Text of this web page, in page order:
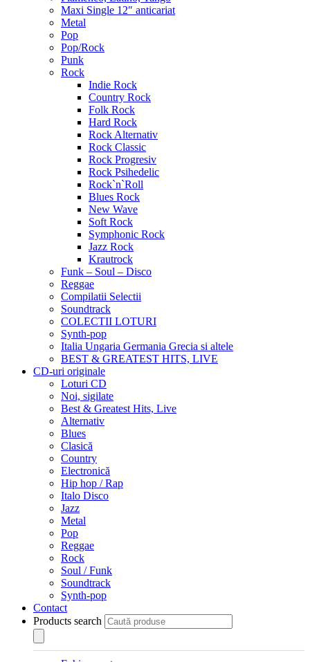
Maxi Single 12″ anticariat
Metal
Pop
Pop/Rock
Punk
Rock
Indie Rock
Country Rock
Folk Rock
Hard Rock
Rock Alternativ
Rock Classic
Rock Progresiv
Rock Psihedelic
Rock`n`Roll
Blues Rock
New Wave
Soft Rock
Symphonic Rock
Jazz Rock
Krautrock
Funk – Soul – Disco
Reggae
Compilatii Selectii
Soundtrack
COLECTII LOTURI
Synth-pop
Italia Ungaria Germania Grecia si altele
BEST & GREATEST HITS, LIVE
CD-uri originale
Loturi CD
Noi, sigilate
Best & Greatest Hits, Live
Alternativ
Blues
Clasică
Country
Electronică
Hip hop / Rap
Italo Disco
Jazz
Metal
Pop
Reggae
Rock
Soul / Funk
Soundtrack
Synth-pop
Contact
Products search